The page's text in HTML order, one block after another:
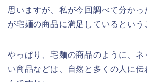
思いますが、私が今回調べて分かっ
が宅麺の商品に満足しているという
やっぱり、宅麺の商品のように、ネ
い商品などは、自然と多くの人に伝